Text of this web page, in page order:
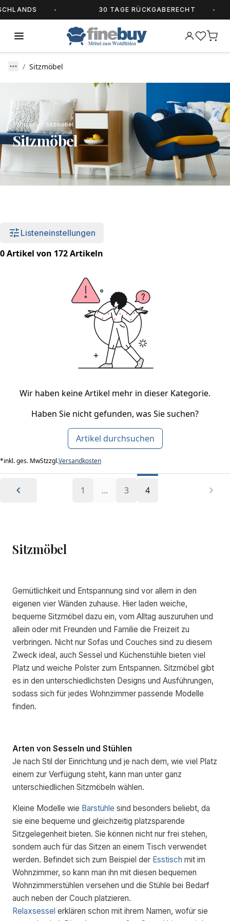
30 TAGE RÜCKGABERECHT
Sitzmöbel
Startseite Sitzmöbel
Sitzmöbel
Listeneinstellungen
0 Artikel von 172 Artikeln
Wir haben keine Artikel mehr in dieser Kategorie.
Haben Sie nicht gefunden, was Sie suchen?
Artikel durchsuchen
*inkl. ges. MwStzzgl.Versandkosten
1 ... 3 4
Sitzmöbel
Gemütlichkeit und Entspannung sind vor allem in den
eigenen vier Wänden zuhause. Hier laden weiche,
bequeme Sitzmöbel dazu ein, vom Alltag auszuruhen und
allein oder mit Freunden und Familie die Freizeit zu
verbringen. Nicht nur Sofas und Couches sind zu diesem
Zweck ideal, auch Sessel und Küchenstühle bieten viel
Platz und weiche Polster zum Entspannen. Sitzmöbel gibt
es in den unterschiedlichsten Designs und Ausführungen,
sodass sich für jedes Wohnzimmer passende Modelle
finden.
Arten von Sesseln und Stühlen
Je nach Stil der Einrichtung und je nach dem, wie viel Platz
einem zur Verfügung steht, kann man unter ganz
unterschiedlichen Sitzmöbeln wählen.
Kleine Modelle wie Barstühle sind besonders beliebt, da
sie eine bequeme und gleichzeitig platzsparende
Sitzgelegenheit bieten. Sie können nicht nur frei stehen,
sondern auch für das Sitzen an einem Tisch verwendet
werden. Befindet sich zum Beispiel der Esstisch mit im
Wohnzimmer, so kann man ihn mit diesen bequemen
Wohnzimmerstühlen versehen und die Stühle bei Bedarf
auch neben der Couch platzieren.
Relaxsessel erklären schon mit ihrem Namen, wofür sie